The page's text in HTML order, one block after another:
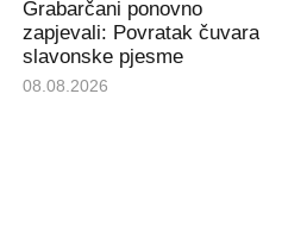
Grabarčani ponovno
zapjevali: Povratak čuvara
slavonske pjesme
08.08.2026